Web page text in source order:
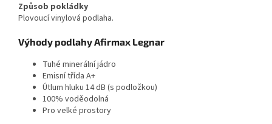
Způsob pokládky
Plovoucí vinylová podlaha.
Výhody podlahy Afirmax Legnar
Tuhé minerální jádro
Emisní třída A+
Útlum hluku 14 dB (s podložkou)
100% voděodolná
Pro velké prostory